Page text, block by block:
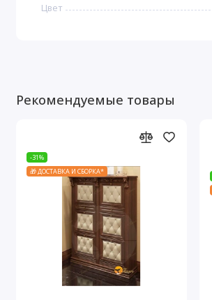
Цвет
Рекомендуемые товары
-31%
🎁 ДОСТАВКА И СБОРКА*